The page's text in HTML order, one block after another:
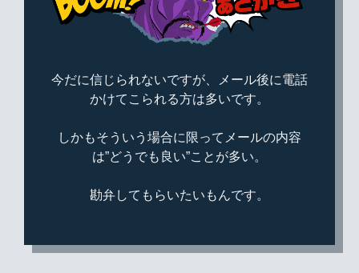
今だに信じられないですが、メール後に電話
かけてこられる方は多いです。
しかもそういう場合に限ってメールの内容
は”どうでも良い”ことが多い。
勘弁してもらいたいもんです。